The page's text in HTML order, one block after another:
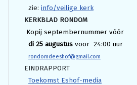
zie: info/veilige kerk
KERKBLAD RONDOM
Kopij septembernummer vóór
di 25 augustus voor 24:00 uur
rondomdeeshof@gmail.com
EINDRAPPORT
Toekomst Eshof-media